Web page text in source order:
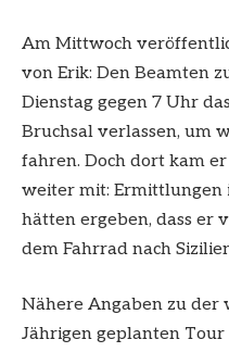
Am Mittwoch
von Erik: Den Beamten
Dienstag gegen 7 Uhr
Bruchsal verlassen, um
fahren. Doch dort kam
weiter mit: Ermittlungen
hätten ergeben, dass er
dem Fahrrad nach
Nähere Angaben zu der
Jährigen geplanten